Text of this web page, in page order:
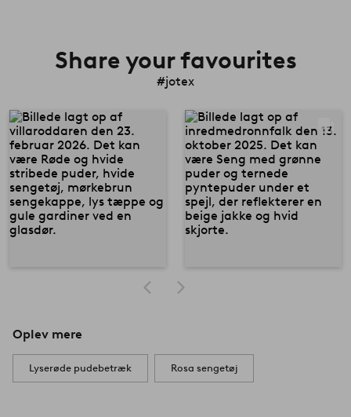
Share your favourites
#jotex
Oplev mere
Lyserøde pudebetræk Rosa sengetøj